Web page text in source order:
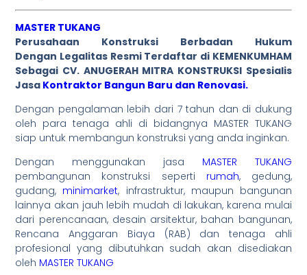
MASTER TUKANG
Perusahaan Konstruksi Berbadan Hukum
Dengan Legalitas Resmi Terdaftar di KEMENKUMHAM
Sebagai CV. ANUGERAH MITRA KONSTRUKSI Spesialis
Jasa Kontraktor Bangun Baru dan Renovasi.
Dengan pengalaman lebih dari 7 tahun dan di dukung
oleh para tenaga ahli di bidangnya MASTER TUKANG
siap untuk membangun konstruksi yang anda inginkan.
Dengan menggunakan jasa MASTER TUKANG
pembangunan konstruksi seperti rumah, gedung,
gudang, minimarket, infrastruktur, maupun bangunan
lainnya akan jauh lebih mudah di lakukan, karena mulai
dari perencanaan, desain arsitektur, bahan bangunan,
Rencana Anggaran Biaya (RAB) dan tenaga ahli
profesional yang dibutuhkan sudah akan disediakan
oleh MASTER TUKANG